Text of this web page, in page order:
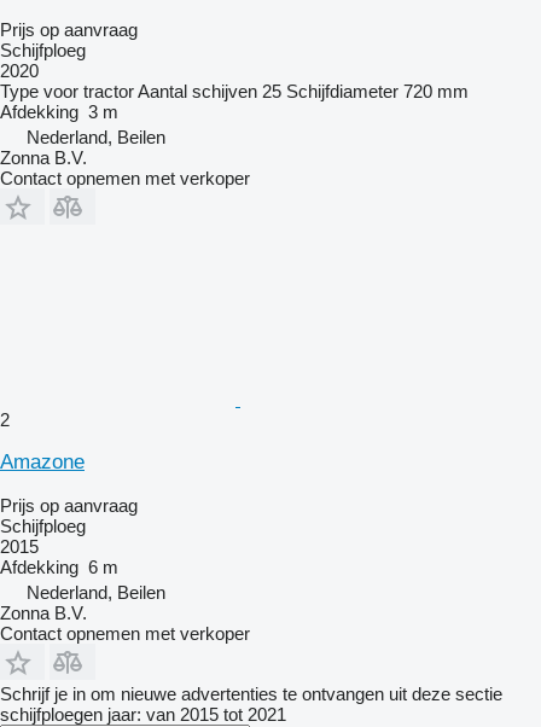
Prijs op aanvraag
Schijfploeg
2020
Type voor tractorAantal schijven 25 Schijfdiameter 720 mm
Afdekking 3 m
Nederland, Beilen
Zonna B.V.
Contact opnemen met verkoper
2
Amazone
Prijs op aanvraag
Schijfploeg
2015
Afdekking 6 m
Nederland, Beilen
Zonna B.V.
Contact opnemen met verkoper
Schrijf je in om nieuwe advertenties te ontvangen uit deze sectie
schijfploegen jaar: van 2015 tot 2021